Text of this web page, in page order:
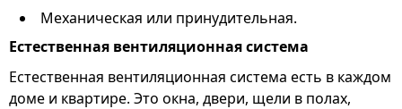
Механическая или принудительная.
Естественная вентиляционная система
Естественная вентиляционная система есть в каждом
доме и квартире. Это окна, двери, щели в полах,